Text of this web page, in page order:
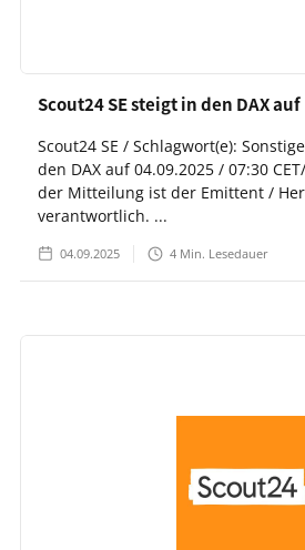
Scout24 SE steigt in den DAX auf
Scout24 SE / Schlagwort(e):
den DAX auf 04.09.2025 / 07:30
der Mitteilung ist der Emittent /
verantwortlich. ...
04.09.2025 4 Min. Lesedauer